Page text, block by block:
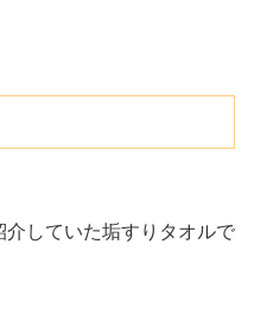
介していた垢すりタオルで